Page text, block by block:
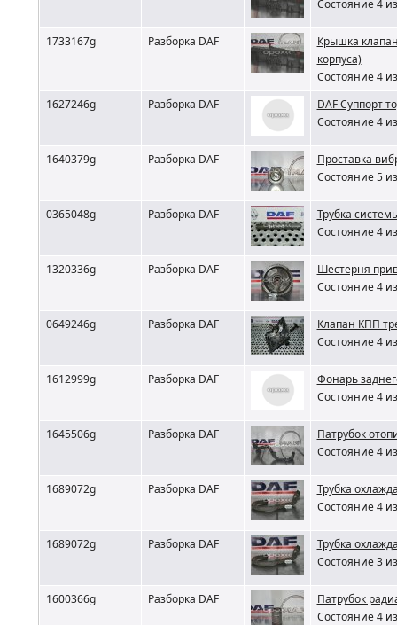
Состояние 4
1733167g Разборка DAF
Крышка
корпуса)
Состояние 4
1627246g
Разборка DAF
DAF Суппорт
Состояние 4
1640379g Разборка DAF
Проставка
Состояние 5
0365048g Разборка DAF
Трубка
Состояние 4
1320336g Разборка DAF
Шестерня
Состояние 4
0649246g Разборка DAF
Клапан КПП
Состояние 4
1612999g Разборка DAF
Фонарь
Состояние 4
1645506g Разборка DAF
Патрубок
Состояние 4
1689072g Разборка DAF
Трубка
Состояние 4
1689072g Разборка DAF
Трубка
Состояние 3
1600366g Разборка DAF
Патрубок
Состояние 4